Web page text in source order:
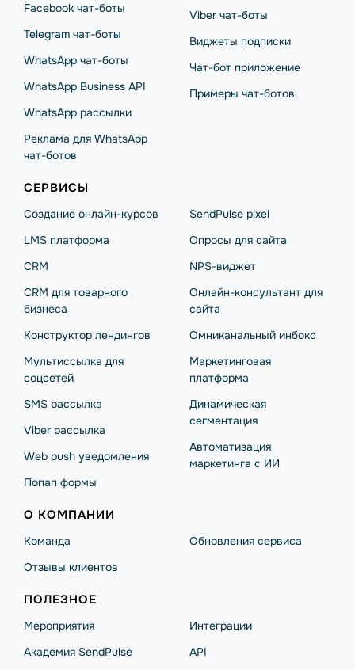
Facebook чат-боты
Telegram чат-боты
WhatsApp чат-боты
WhatsApp Business API
WhatsApp рассылки
Реклама для WhatsApp
чат-ботов
Viber чат-боты
Виджеты подписки
Чат-бот приложение
Примеры чат-ботов
СЕРВИСЫ
Создание онлайн-курсов
LMS платформа
CRM
CRM для товарного
бизнеса
Конструктор лендингов
Мультиссылка для
соцсетей
SMS рассылка
Viber рассылка
Web push уведомления
Попап формы
SendPulse pixel
Опросы для сайта
NPS-виджет
Онлайн-консультант для
сайта
Омниканальный инбокс
Маркетинговая
платформа
Динамическая
сегментация
Автоматизация
маркетинга с ИИ
О КОМПАНИИ
Команда
Отзывы клиентов
Обновления сервиса
ПОЛЕЗНОЕ
Мероприятия
Академия SendPulse
Интеграции
API